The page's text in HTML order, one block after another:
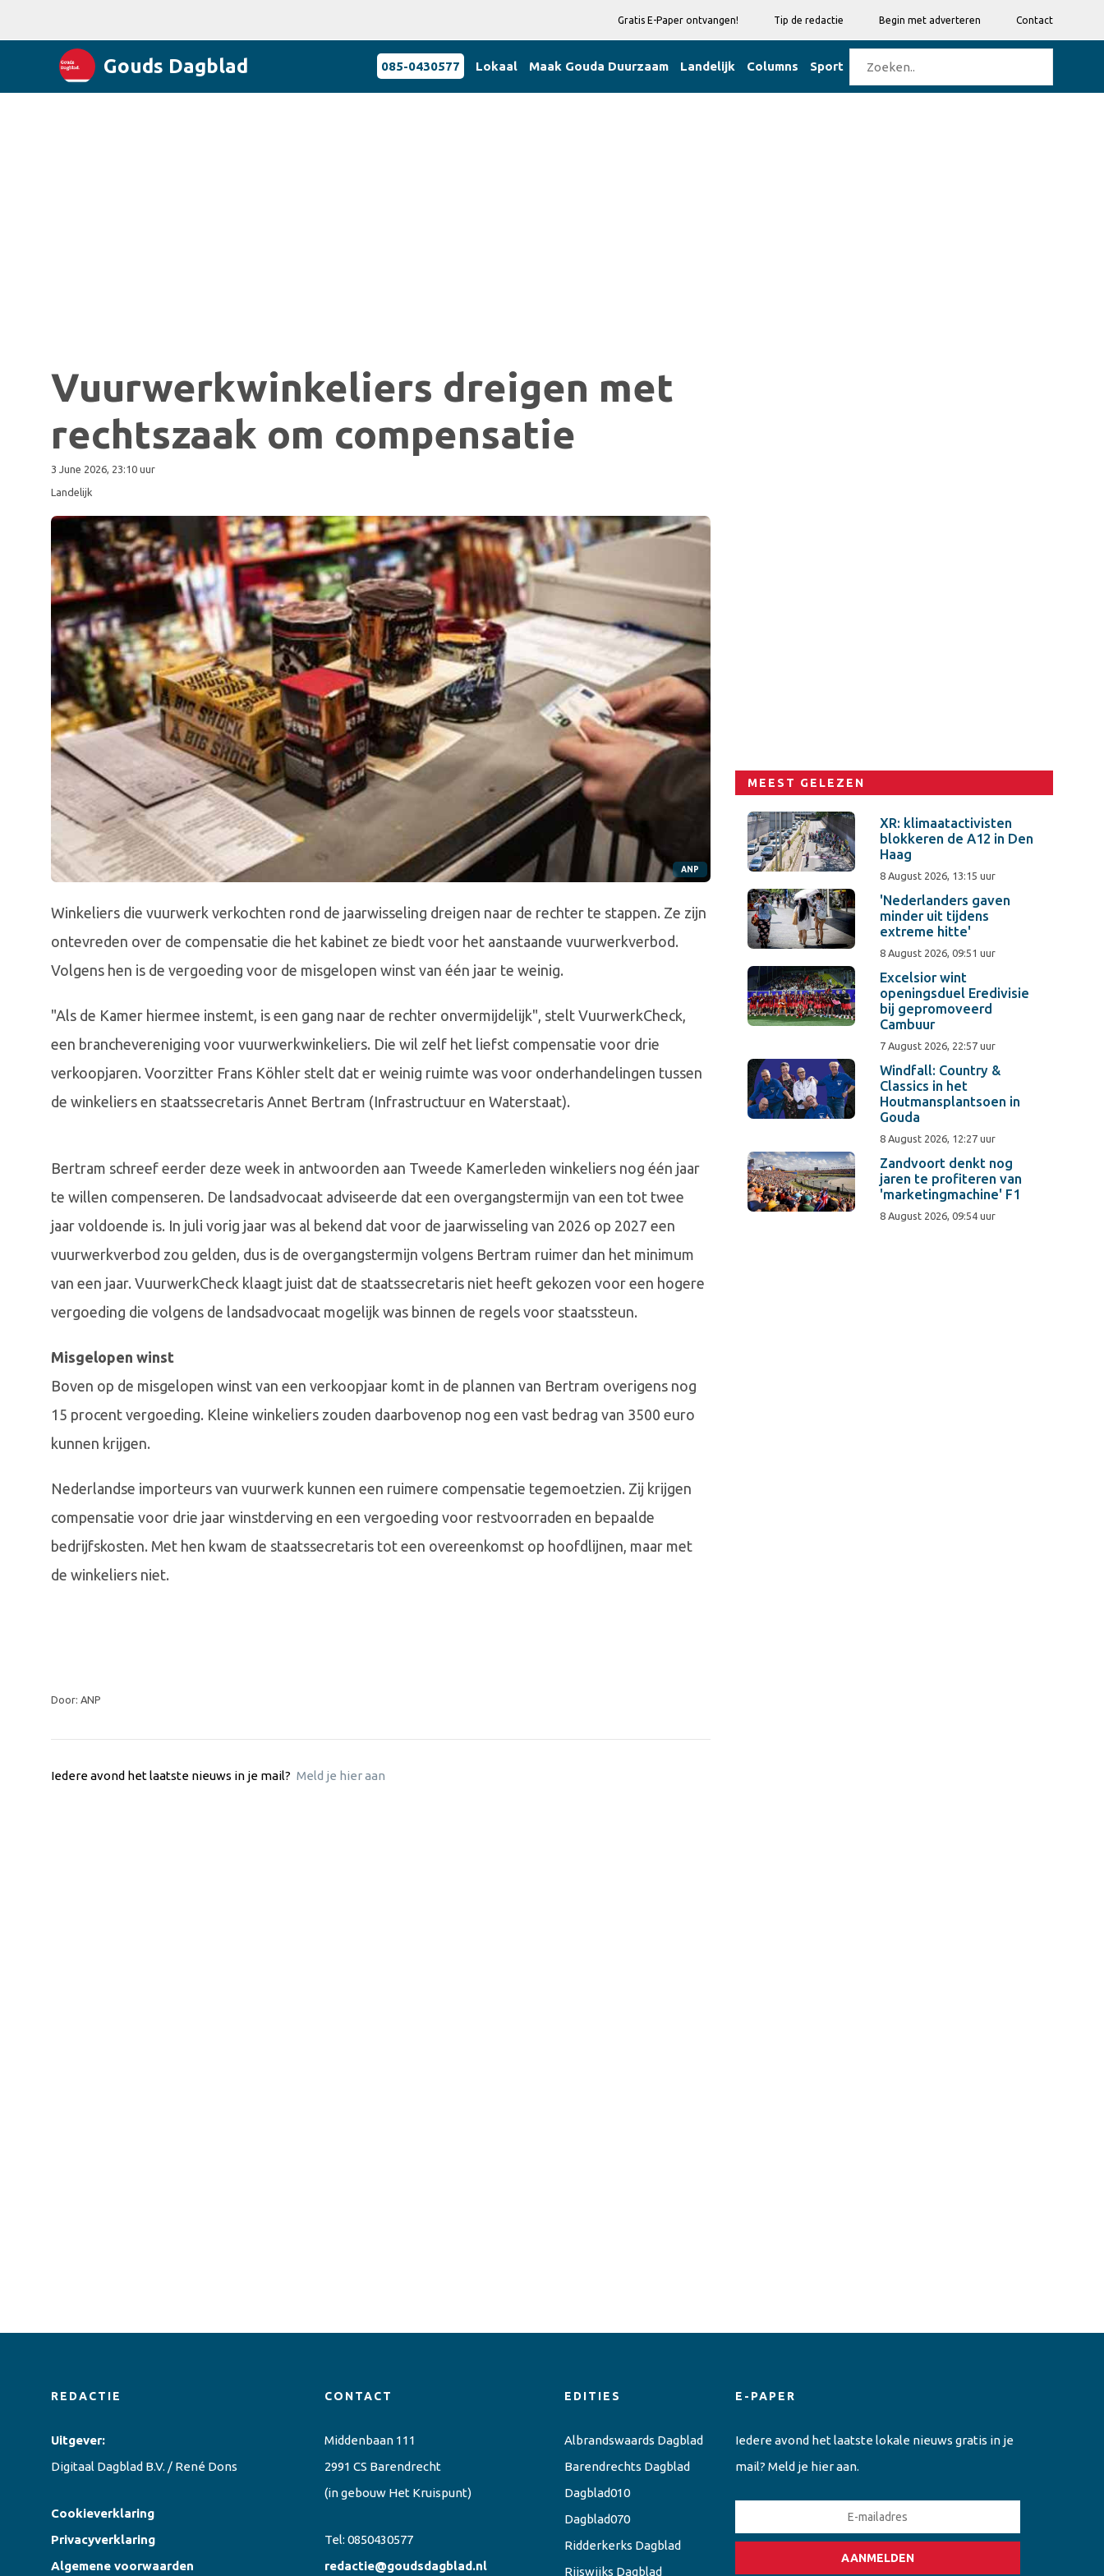
Gratis E-Paper ontvangen! Tip de redactie Begin met adverteren Contact
Gouds Dagblad 085-0430577 Lokaal Maak Gouda Duurzaam Landelijk Columns Sport
Vuurwerkwinkeliers dreigen met
rechtszaak om compensatie
3 June 2026, 23:10 uur
Landelijk
ANP
Winkeliers die vuurwerk verkochten rond de jaarwisseling dreigen naar de rechter te stappen. Ze zijn
ontevreden over de compensatie die het kabinet ze biedt voor het aanstaande vuurwerkverbod.
Volgens hen is de vergoeding voor de misgelopen winst van één jaar te weinig.
"Als de Kamer hiermee instemt, is een gang naar de rechter onvermijdelijk", stelt VuurwerkCheck,
een branchevereniging voor vuurwerkwinkeliers. Die wil zelf het liefst compensatie voor drie
verkoopjaren. Voorzitter Frans Köhler stelt dat er weinig ruimte was voor onderhandelingen tussen
de winkeliers en staatssecretaris Annet Bertram (Infrastructuur en Waterstaat).
Bertram schreef eerder deze week in antwoorden aan Tweede Kamerleden winkeliers nog één jaar
te willen compenseren. De landsadvocaat adviseerde dat een overgangstermijn van een tot twee
jaar voldoende is. In juli vorig jaar was al bekend dat voor de jaarwisseling van 2026 op 2027 een
vuurwerkverbod zou gelden, dus is de overgangstermijn volgens Bertram ruimer dan het minimum
van een jaar. VuurwerkCheck klaagt juist dat de staatssecretaris niet heeft gekozen voor een hogere
vergoeding die volgens de landsadvocaat mogelijk was binnen de regels voor staatssteun.
Misgelopen winst
Boven op de misgelopen winst van een verkoopjaar komt in de plannen van Bertram overigens nog
15 procent vergoeding. Kleine winkeliers zouden daarbovenop nog een vast bedrag van 3500 euro
kunnen krijgen.
Nederlandse importeurs van vuurwerk kunnen een ruimere compensatie tegemoetzien. Zij krijgen
compensatie voor drie jaar winstderving en een vergoeding voor restvoorraden en bepaalde
bedrijfskosten. Met hen kwam de staatssecretaris tot een overeenkomst op hoofdlijnen, maar met
de winkeliers niet.
Door: ANP
Iedere avond het laatste nieuws in je mail? Meld je hier aan
MEEST GELEZEN
XR: klimaatactivisten
blokkeren de A12 in Den
Haag
8 August 2026, 13:15 uur
'Nederlanders gaven
minder uit tijdens
extreme hitte'
8 August 2026, 09:51 uur
Excelsior wint
openingsduel Eredivisie
bij gepromoveerd
Cambuur
7 August 2026, 22:57 uur
Windfall: Country &
Classics in het
Houtmansplantsoen in
Gouda
8 August 2026, 12:27 uur
Zandvoort denkt nog
jaren te profiteren van
'marketingmachine' F1
8 August 2026, 09:54 uur
REDACTIE
Uitgever:
Digitaal Dagblad B.V. / René Dons
Cookieverklaring
Privacyverklaring
Algemene voorwaarden
CONTACT
Middenbaan 111
2991 CS Barendrecht
(in gebouw Het Kruispunt)
Tel: 0850430577
redactie@goudsdagblad.nl
EDITIES
Albrandswaards Dagblad
Barendrechts Dagblad
Dagblad010
Dagblad070
Ridderkerks Dagblad
Rijswijks Dagblad
E-PAPER
Iedere avond het laatste lokale nieuws gratis in je
mail? Meld je hier aan.